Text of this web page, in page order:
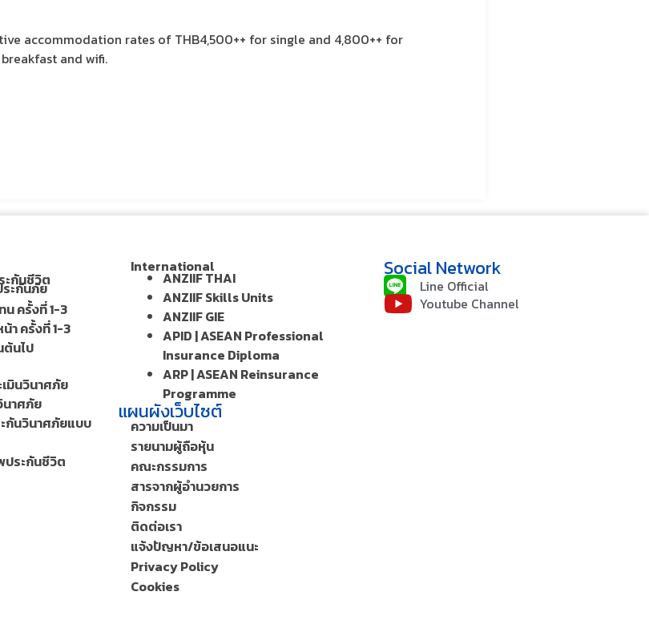
accommodation rates of THB4,500++ for single and 4,800++ for
and wifi.
กันชีวิต
ะกันภัย
ครั้งที่ 1-3
า ครั้งที่ 1-3
ต้นไป
มินวินาศภัย
นาศภัย
กันวินาศภัยแบบ
ประกันชีวิต
International
ANZIIF THAI
ANZIIF Skills Units
ANZIIF GIE
APID | ASEAN Professional
Insurance Diploma
ARP | ASEAN Reinsurance
Programme
แผนผังเว็บไซต์
ความเป็นมา
รายนามผู้ถือหุ้น
คณะกรรมการ
สารจากผู้อำนวยการ
กิจกรรม
ติดต่อเรา
แจ้งปัญหา/ข้อเสนอแนะ
Privacy Policy
Cookies
Social Network
Line Official
Youtube Channel